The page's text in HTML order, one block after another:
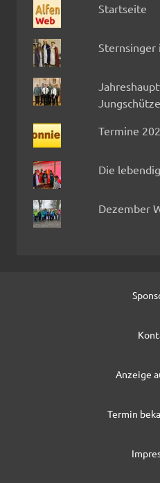
Startseite
Sternsinger
Termine
Die
Dezember
Anzeige
Termin